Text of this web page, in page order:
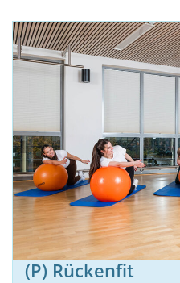
(P) Rückenfit